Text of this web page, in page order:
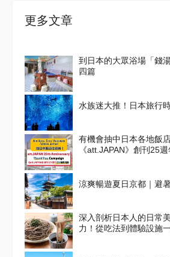
更多文章
到日本的大眾浴場「錢
四篇
水族迷大推！日本旅行
有機會抽中日本各地飯
《att.JAPAN》創刊25
涼爽暢遊夏日京都｜避
深入剖析日本人的日常
力！從吃法到體驗設施